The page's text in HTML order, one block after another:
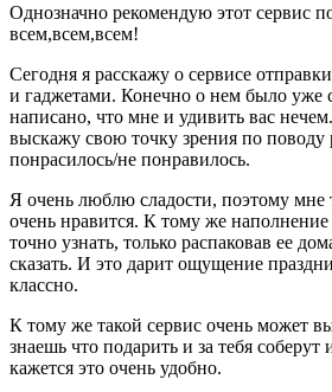
Однозначно рекомендую этот сервис
всем,всем,всем!
Сегодня я расскажу о сервисе
и гаджетами. Конечно о нем было уже
написано, что мне и удивить вас
выскажу свою точку зрения по поводу
понрасилось/не понравилось.
Я очень люблю сладости, поэтому мне
очень нравится. К тому же
точно узнать, только распаковав ее
сказать. И это дарит ощущение
классно.
К тому же такой сервис очень может
знаешь что подарить и за тебя
кажется это очень удобно.